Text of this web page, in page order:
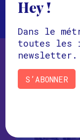
VOIR
Hey !
Dans le
toutes les
newsletter.
S’ABONNER